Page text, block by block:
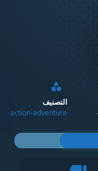
التصنيف
action-adventure